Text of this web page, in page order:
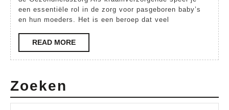
Moeder
en
een essentiële rol in de zorg voor pasgeboren baby’s
en hun moeders. Het is een beroep dat veel
READ MOREREAD
MORE
Zoeken